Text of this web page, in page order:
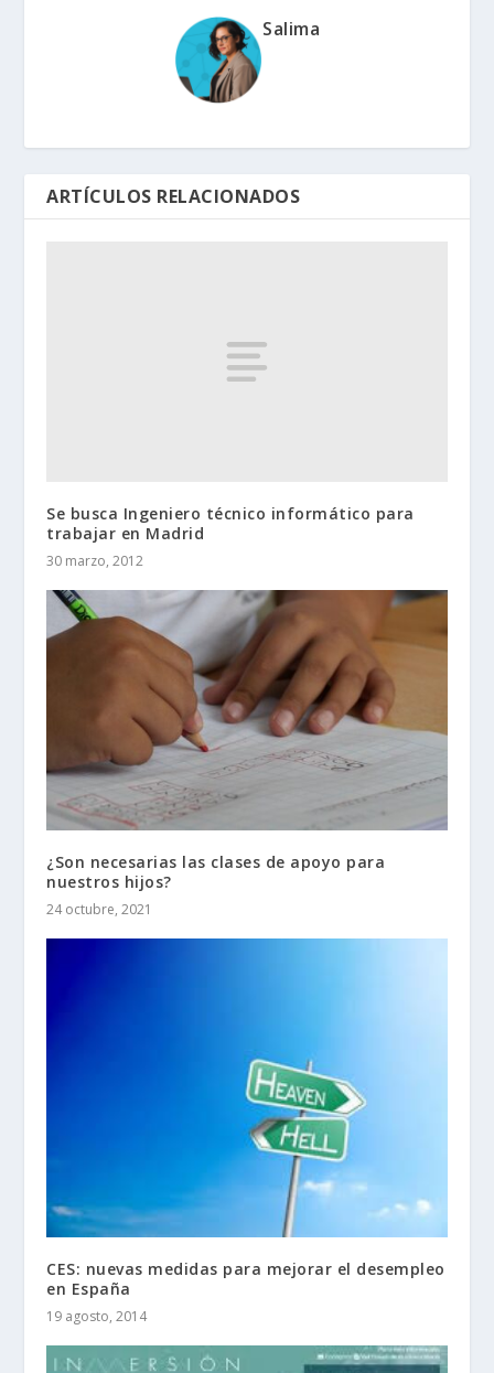
Salima
ARTÍCULOS RELACIONADOS
Se busca Ingeniero técnico informático para
trabajar en Madrid
30 marzo, 2012
¿Son necesarias las clases de apoyo para
nuestros hijos?
24 octubre, 2021
CES: nuevas medidas para mejorar el desempleo
en España
19 agosto, 2014